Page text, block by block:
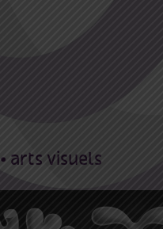
• arts visuels